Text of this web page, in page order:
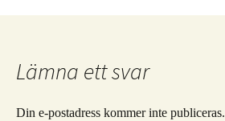
Lämna ett svar
Din e-postadress kommer inte publiceras.